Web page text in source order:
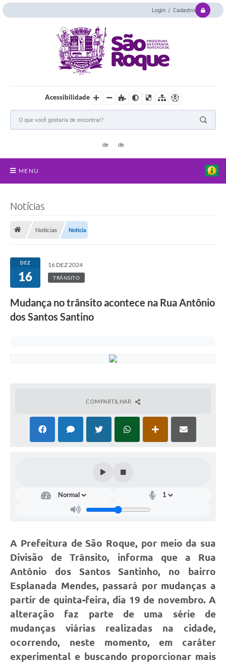
Login / Cadastro
Acessibilidade
MENU
Atribuições
Transparência
Arvorômetro
Audiência Pública
Central de Serviço
Contas Públicas
Creches
Cronograma coleta de lixo e seletiva
Banco do Povo
Biblioteca
Bancos conveniados e serviços disponíveis
Notícias
Notícias Notícia
DEZ
16
16 DEZ 2024
TRÂNSITO
Mudança no trânsito acontece na Rua Antônio
dos Santos Santino
COMPARTILHAR
A Prefeitura de São Roque, por meio da sua
Divisão de Trânsito, informa que a Rua
Antônio dos Santos Santinho, no bairro
Esplanada Mendes, passará por mudanças a
partir de quinta-feira, dia 19 de novembro. A
alteração faz parte de uma série de
mudanças viárias realizadas na cidade,
ocorrendo, neste momento, em caráter
experimental e buscando proporcionar mais